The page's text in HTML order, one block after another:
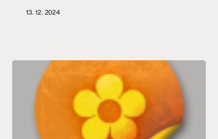
13. 12. 2024